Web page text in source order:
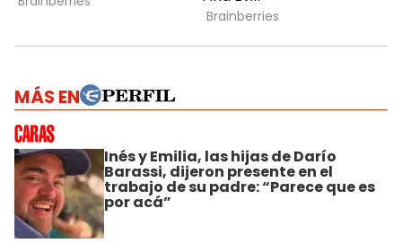
MÁS EN
Inés y Emilia, las hijas de Darío
Barassi, dijeron presente en el
trabajo de su padre: “Parece que es
por acá”